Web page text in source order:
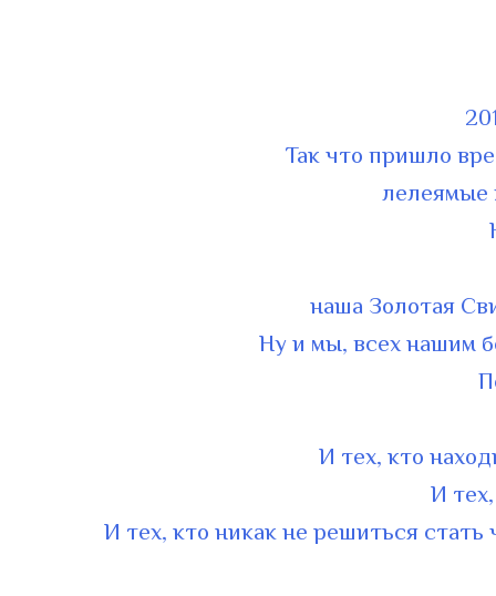
Так что пришло
лелеямые
наша Золотая
Ну и мы, всех нашим
И тех, кто
И
И тех, кто никак не решиться